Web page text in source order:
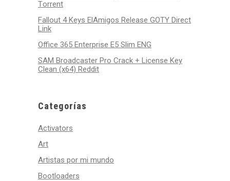
Tоrrеnt
Fallout 4 Keys ElAmigos Release GOTY Direct
Link
Office 365 Enterprise E5 Slim ENG
SAM Broadcaster Pro Crack + License Key
Clean (x64) Reddit
Categorías
Activators
Art
Artistas por mi mundo
Bootloaders